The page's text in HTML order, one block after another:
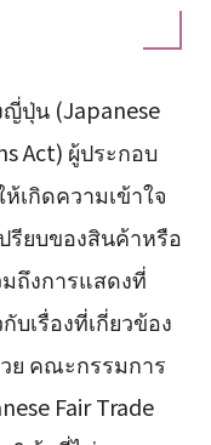
ปุ่น (Japanese
Act) ผู้ประกอบ
เกิดความเข้าใจ
รียบของสินค้าหรือ
ถึงการแสดงที่
บเรื่องที่เกี่ยวข้อง
ย คณะกรรมการ
Fair Trade